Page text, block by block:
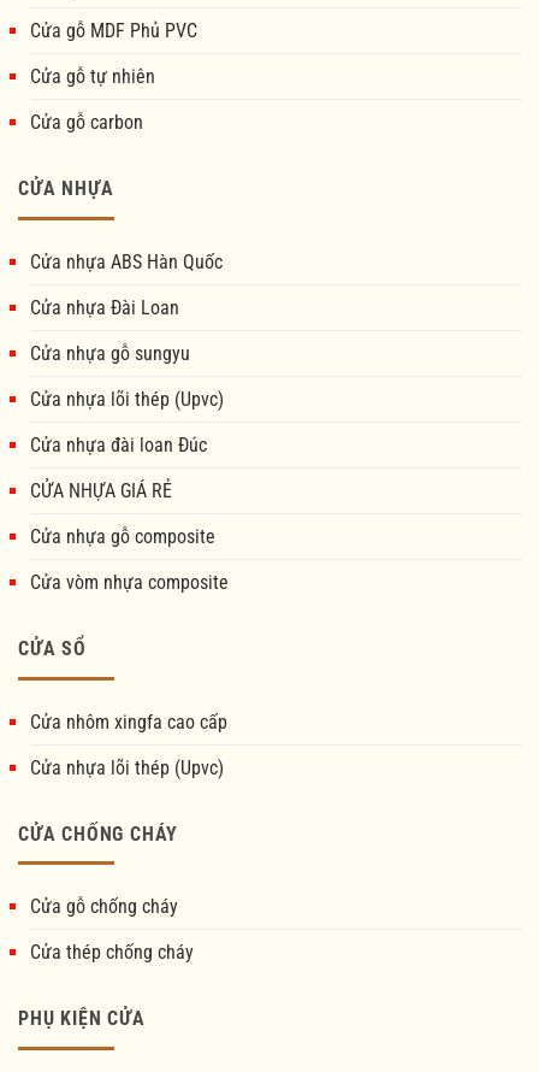
Cửa gỗ MDF Phủ PVC
Cửa gỗ tự nhiên
Cửa gỗ carbon
CỬA NHỰA
Cửa nhựa ABS Hàn Quốc
Cửa nhựa Đài Loan
Cửa nhựa gỗ sungyu
Cửa nhựa lõi thép (Upvc)
Cửa nhựa đài loan Đúc
CỬA NHỰA GIÁ RẺ
Cửa nhựa gỗ composite
Cửa vòm nhựa composite
CỬA SỔ
Cửa nhôm xingfa cao cấp
Cửa nhựa lõi thép (Upvc)
CỬA CHỐNG CHÁY
Cửa gỗ chống cháy
Cửa thép chống cháy
PHỤ KIỆN CỬA